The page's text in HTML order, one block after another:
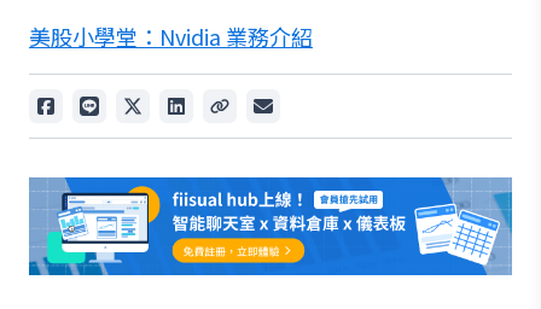
美股小學堂：Nvidia 業務介紹